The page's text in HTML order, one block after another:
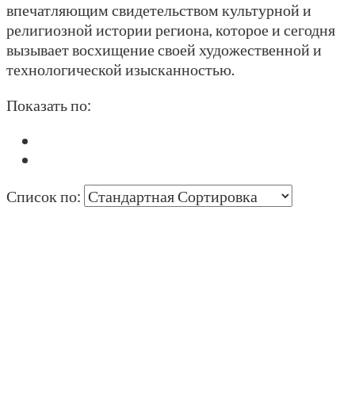
впечатляющим свидетельством культурной и
религиозной истории региона, которое и сегодня
вызывает восхищение своей художественной и
технологической изысканностью.
Показать по:
Список по: